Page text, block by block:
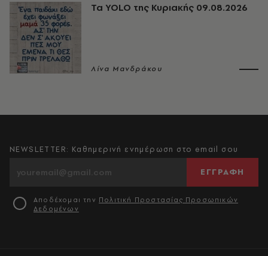
Τα YOLO της Κυριακής 09.08.2026
Λίνα Μανδράκου
NEWSLETTER: Καθημερινή ενημέρωση στο email σου
ΕΓΓΡΑΦΗ
Αποδέχομαι την Πολιτική Προστασίας Προσωπικών
Δεδομένων